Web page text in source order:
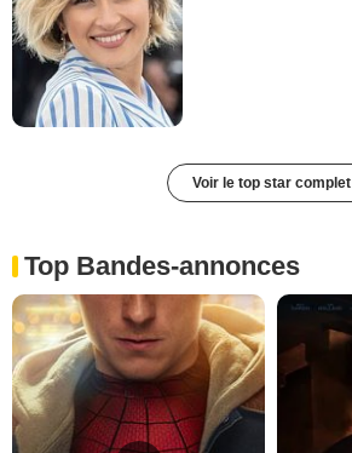
Voir le top star complet
Top Bandes-annonces